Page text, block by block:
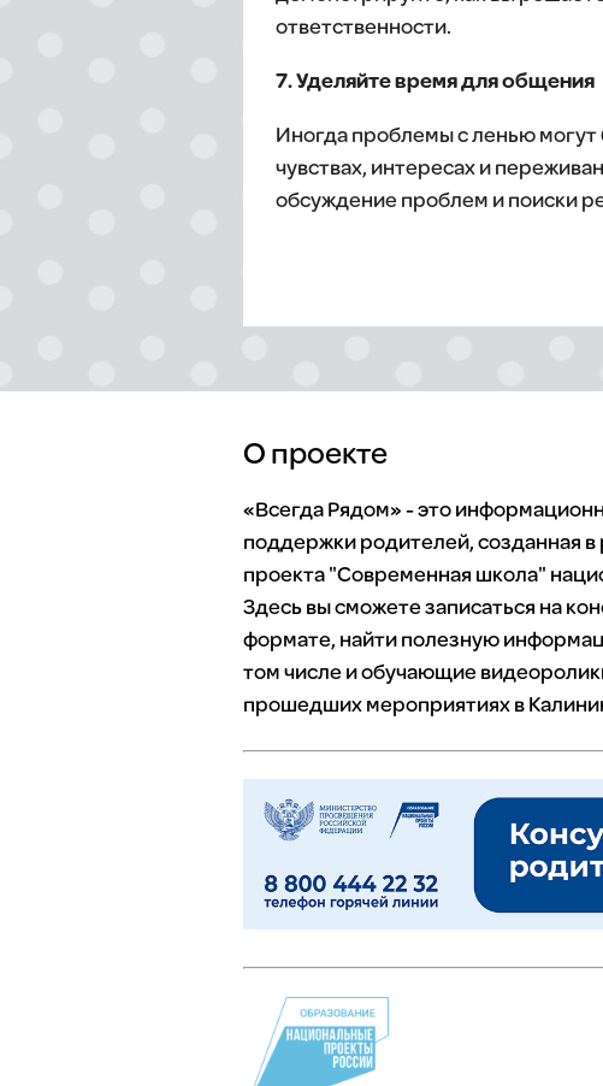
ответственности.
7. Уделяйте время для общения
Иногда проблемы с ленью могут
чувствах, интересах и
обсуждение проблем и поиски
О проекте
«Всегда Рядом» - это
поддержки родителей, созданная
проекта "Современная школа"
Здесь вы сможете записаться на
формате, найти полезную
том числе и обучающие
прошедших мероприятиях в